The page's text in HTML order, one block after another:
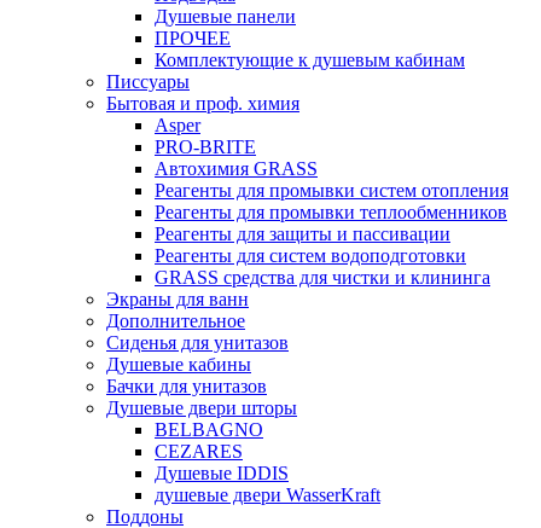
Душевые панели
ПРОЧЕЕ
Комплектующие к душевым кабинам
Писсуары
Бытовая и проф. химия
Asper
PRO-BRITE
Автохимия GRASS
Реагенты для промывки систем отопления
Реагенты для промывки теплообменников
Реагенты для защиты и пассивации
Реагенты для систем водоподготовки
GRASS средства для чистки и клининга
Экраны для ванн
Дополнительное
Сиденья для унитазов
Душевые кабины
Бачки для унитазов
Душевые двери шторы
BELBAGNO
CEZARES
Душевые IDDIS
душевые двери WasserKraft
Поддоны